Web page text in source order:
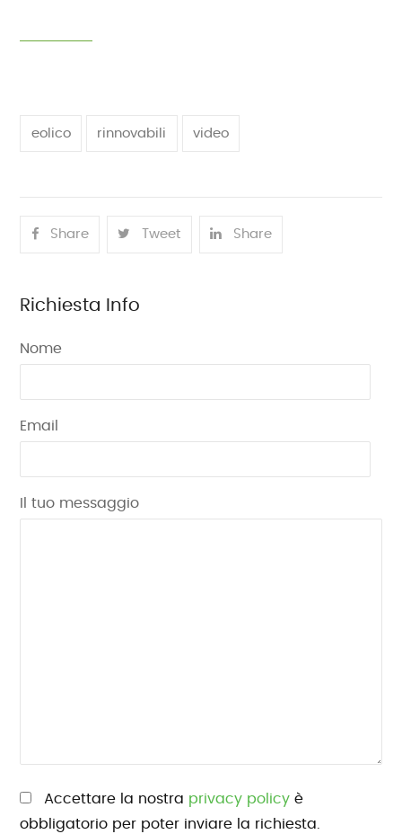
eolico rinnovabili video
Share Tweet Share
Richiesta Info
Nome
Email
Il tuo messaggio
Si prega di lasciare vuoto questo campo.
Accettare la nostra privacy policy è
obbligatorio per poter inviare la richiesta.